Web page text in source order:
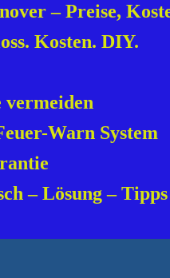
– Preise,
Kosten. DIY.
vermeiden
Warn System
– Lösung – Tipps